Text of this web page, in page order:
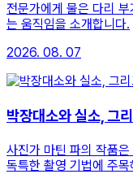
전문가에게 물은 다리
는 움직임을 소개합니다.
2026. 08. 07
박장대소와 실소, 그
사진가 마틴 파의 작품
독특한 촬영 기법에 주목